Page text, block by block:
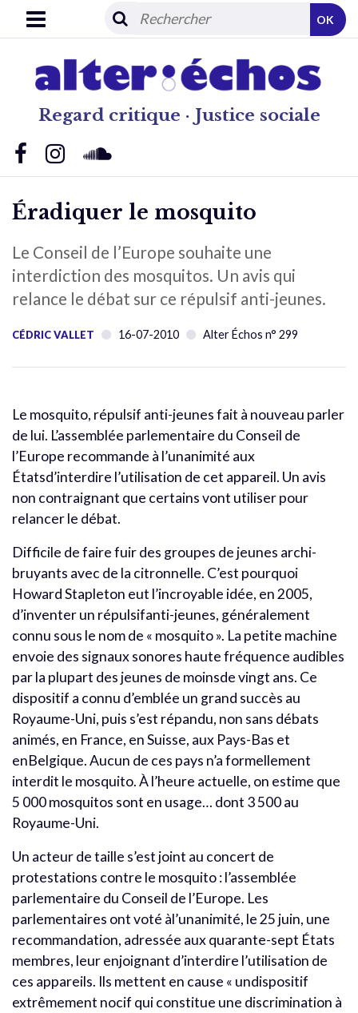
Regard critique · Justice sociale
OK
Éradiquer le mosquito
Le Conseil de l’Europe souhaite une
interdiction des mosquitos. Un avis qui
relance le débat sur ce répulsif anti-jeunes.
CÉDRIC VALLET 16-07-2010 Alter Échos n° 299
Le mosquito, répulsif anti-jeunes fait à nouveau parler
de lui. L’assemblée parlementaire du Conseil de
l’Europe recommande à l’unanimité aux
Étatsd’interdire l’utilisation de cet appareil. Un avis
non contraignant que certains vont utiliser pour
relancer le débat.
Difficile de faire fuir des groupes de jeunes archi-
bruyants avec de la citronnelle. C’est pourquoi
Howard Stapleton eut l’incroyable idée, en 2005,
d’inventer un répulsifanti-jeunes, généralement
connu sous le nom de « mosquito ». La petite machine
envoie des signaux sonores haute fréquence audibles
par la plupart des jeunes de moinsde vingt ans. Ce
dispositif a connu d’emblée un grand succès au
Royaume-Uni, puis s’est répandu, non sans débats
animés, en France, en Suisse, aux Pays-Bas et
enBelgique. Aucun de ces pays n’a formellement
interdit le mosquito. À l’heure actuelle, on estime que
5 000 mosquitos sont en usage… dont 3 500 au
Royaume-Uni.
Un acteur de taille s’est joint au concert de
protestations contre le mosquito : l’assemblée
parlementaire du Conseil de l’Europe. Les
parlementaires ont voté àl’unanimité, le 25 juin, une
recommandation, adressée aux quarante-sept États
membres, leur enjoignant d’interdire l’utilisation de
ces appareils. Ils mettent en cause « undispositif
extrêmement nocif qui constitue une discrimination à